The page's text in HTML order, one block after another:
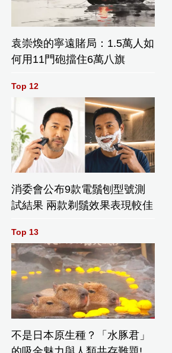
袁崇煥的寧遠賭局：1.5萬人如
何用11門砲擋住6萬八旗
Top 12
消委會公布9款電鬚刨型號測
試結果 兩款剃鬚效果表現較佳
Top 13
不是日本原生種？「水豚君」